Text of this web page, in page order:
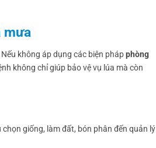
mưa
không áp dụng các biện phápphòng
không chỉ giúp bảo vệ vụ lúa mà còn
giống, làm đất, bón phân đến quản lý